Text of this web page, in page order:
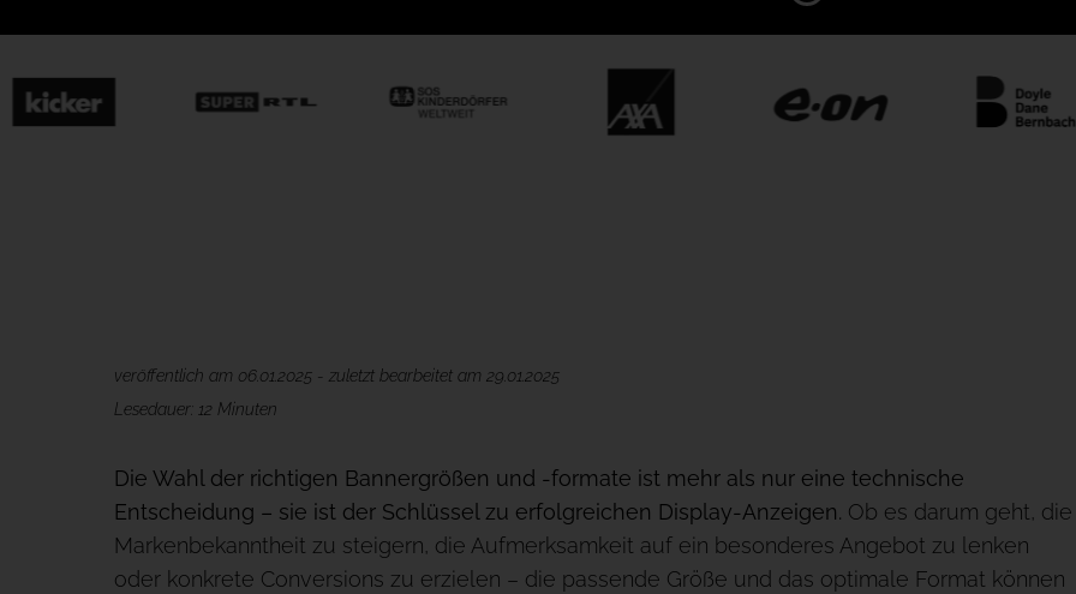
veröffentlich am 06.01.2025 - zuletzt bearbeitet am 29.01.2025
Lesedauer: 12 Minuten
Die Wahl der richtigen Bannergrößen und -formate ist mehr als nur eine technische
Entscheidung – sie ist der Schlüssel zu erfolgreichen Display-Anzeigen. Ob es darum geht, die
Markenbekanntheit zu steigern, die Aufmerksamkeit auf ein besonderes Angebot zu lenken
oder konkrete Conversions zu erzielen – die passende Größe und das optimale Format können